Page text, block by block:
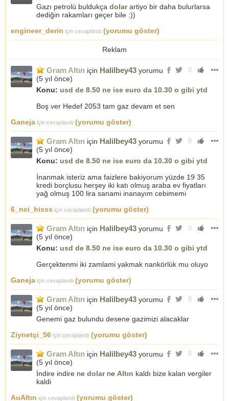
Gazı petrolü buldukça dolarartiyo bir daha bulurlarsa
dediğin rakamları geçer bile :))
engineer_derin için cevaplandı (yorumu göster)
Reklam
0
Gram Altın için Halilbey43 yorumu
(5 yıl önce)
Konu: usd de 8.50 ne ise euro da 10.30 o gibi ytd
Boş ver Hedef 2053 tam gaz devam et sen
Ganeja için cevaplandı (yorumu göster)
0
Gram Altın için Halilbey43 yorumu
(5 yıl önce)
Konu: usd de 8.50 ne ise euro da 10.30 o gibi ytd
İnanmak isteriz ama faizlere bakiyorum yüzde 19 35
kredi borçlusu herşey iki katı olmuş araba ev fiyatları
yağ olmuş 100 lira sanami inanayım cebimemi
6_nci_hisss için cevaplandı (yorumu göster)
0
Gram Altın için Halilbey43 yorumu
(5 yıl önce)
Konu: usd de 8.50 ne ise euro da 10.30 o gibi ytd
Gerçektenmi iki zamlami yakmak nankörlük mu oluyo
Ganeja için cevaplandı (yorumu göster)
0
Gram Altın için Halilbey43 yorumu
(5 yıl önce)
Genemi gaz bulundu desene gazimizi alacaklar
Ziynetçi_56 için cevaplandı (yorumu göster)
0
Gram Altın için Halilbey43 yorumu
(5 yıl önce)
İndire indire ne dolarne Altın kaldı bize kalan vergiler
kaldi
AuAltın için cevaplandı (yorumu göster)